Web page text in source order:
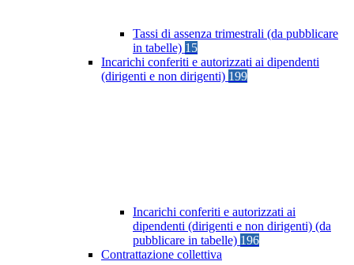
Tassi di assenza trimestrali (da pubblicare
in tabelle) 15
Incarichi conferiti e autorizzati ai dipendenti
(dirigenti e non dirigenti) 199
Incarichi conferiti e autorizzati ai
dipendenti (dirigenti e non dirigenti) (da
pubblicare in tabelle) 196
Contrattazione collettiva